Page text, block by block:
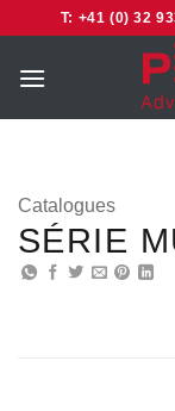
contenu
T: +41 (0) 32
Catalogues
SÉRIE